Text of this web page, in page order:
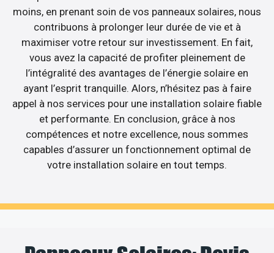
moins, en prenant soin de vos panneaux solaires, nous
contribuons à prolonger leur durée de vie et à
maximiser votre retour sur investissement. En fait,
vous avez la capacité de profiter pleinement de
l’intégralité des avantages de l’énergie solaire en
ayant l’esprit tranquille. Alors, n’hésitez pas à faire
appel à nos services pour une installation solaire fiable
et performante. En conclusion, grâce à nos
compétences et notre excellence, nous sommes
capables d’assurer un fonctionnement optimal de
votre installation solaire en tout temps.